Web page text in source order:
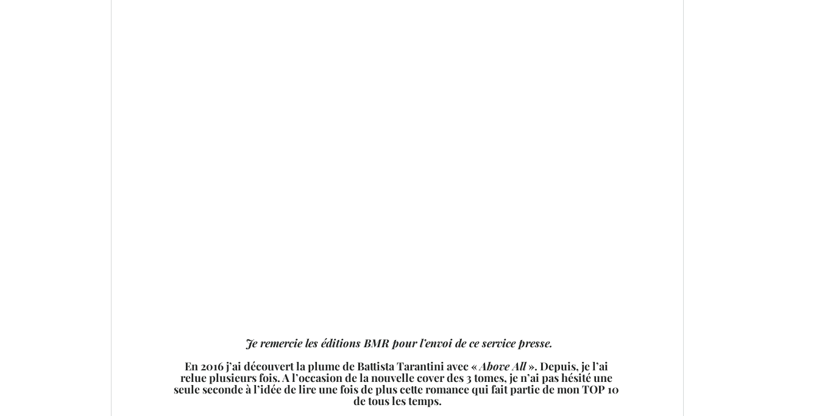
Je remercie les éditions BMR pour l’envoi de ce service presse.
En 2016 j’ai découvert la plume de Battista Tarantini avec « Above All ». Depuis, je l’ai
relue plusieurs fois. A l’occasion de la nouvelle cover des 3 tomes, je n’ai pas hésité une
seule seconde à l’idée de lire une fois de plus cette romance qui fait partie de mon TOP 10
de tous les temps.